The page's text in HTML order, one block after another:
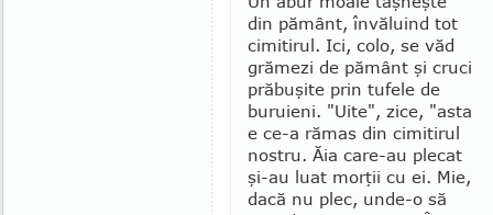
din pământ, învăluind tot
cimitirul. Ici, colo, se văd
grămezi de pământ şi cruci
prăbuşite prin tufele de
buruieni. "Uite", zice, "asta
e ce-a rămas din cimi­tirul
nostru. Ăia care-au plecat
şi-au luat morţii cu ei. Mie,
dacă nu plec, unde-o să